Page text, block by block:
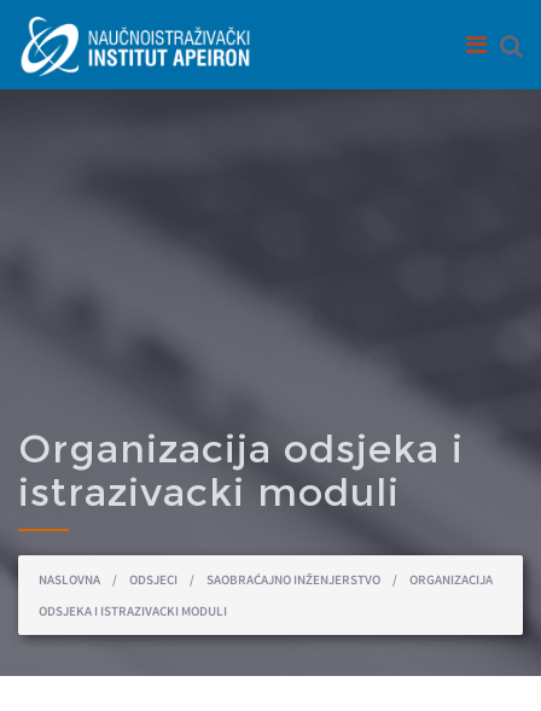
Skip to main content
Organizacija odsjeka i
istrazivacki moduli
You are here
NASLOVNA / ODSJECI / SAOBRAĆAJNO INŽENJERSTVO /
ORGANIZACIJA
ODSJEKA I ISTRAZIVACKI MODULI